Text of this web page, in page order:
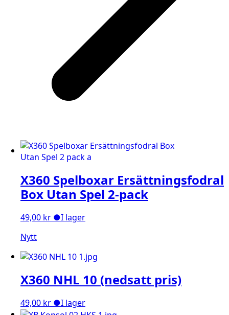
X360 Spelboxar Ersättningsfodral
Box Utan Spel 2-pack
49,00 kr ●I lager
Nytt
X360 NHL 10 (nedsatt pris)
49,00 kr ●I lager